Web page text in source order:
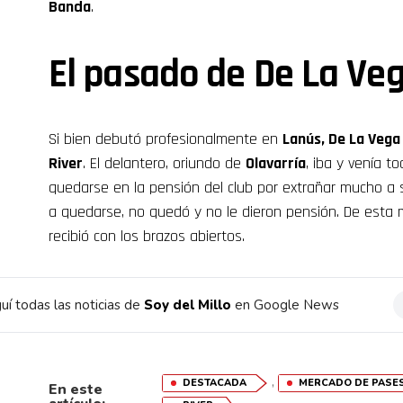
Banda.
El pasado de De La
Si bien debutó profesionalmente en Lanús, De La Vega
River. El delantero, oriundo de Olavarría, iba y venía
quedarse en la pensión del club por extrañar mucho a
a quedarse, no quedó y no le dieron pensión. De esta
recibió con los brazos abiertos.
todas las noticias de Soy del Millo en Google News
En este DESTACADA ,
MERCADO DE